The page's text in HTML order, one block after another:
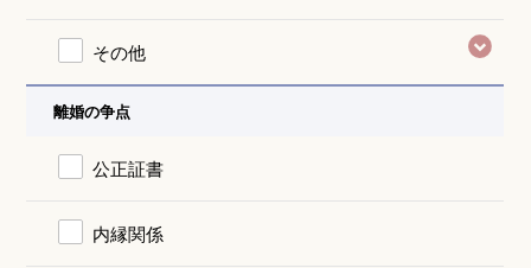
その他
離婚の争点
公正証書
内縁関係